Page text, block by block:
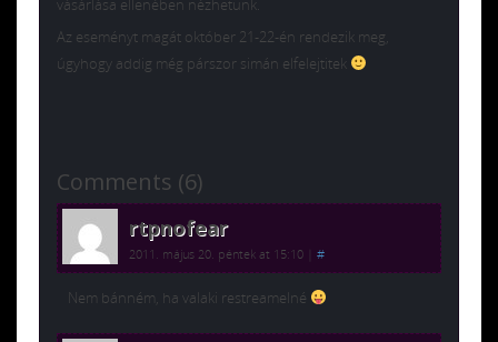
vásárlása ellenében nézhetünk.
Az eseményt magát október 21-22-én rendezik meg,
úgyhogy addig még párszor simán elfelejtitek
Comments (6)
rtpnofear
2011. május 20. péntek at 15:10 #
Nem bánném, ha valaki restreamelné